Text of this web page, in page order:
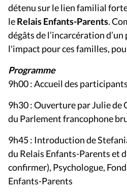
détenu sur le lien familial
leRelais Enfants-Parents.
dégâts de l’incarcération
l'impact pour ces familles,
Programme
9h00 : Accueil des participants
9h30 : Ouverture par Julie de
du Parlement francophone
9h45 : Introduction de
du Relais Enfants-Parents et
confirmer), Psychologue,
Enfants-Parents